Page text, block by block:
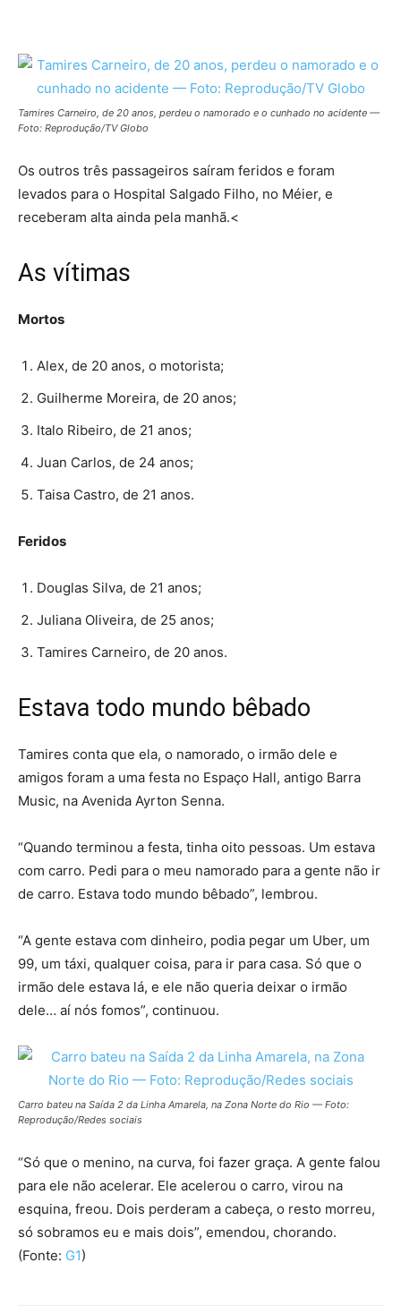
Tamires Carneiro, de 20 anos, perdeu o namorado e o cunhado no acidente —
Foto: Reprodução/TV Globo
Os outros três passageiros saíram feridos e foram
levados para o Hospital Salgado Filho, no Méier, e
receberam alta ainda pela manhã.<
As vítimas
Mortos
Alex, de 20 anos, o motorista;
Guilherme Moreira, de 20 anos;
Italo Ribeiro, de 21 anos;
Juan Carlos, de 24 anos;
Taisa Castro, de 21 anos.
Feridos
Douglas Silva, de 21 anos;
Juliana Oliveira, de 25 anos;
Tamires Carneiro, de 20 anos.
Estava todo mundo bêbado
Tamires conta que ela, o namorado, o irmão dele e
amigos foram a uma festa no Espaço Hall, antigo Barra
Music, na Avenida Ayrton Senna.
“Quando terminou a festa, tinha oito pessoas. Um estava
com carro. Pedi para o meu namorado para a gente não ir
de carro. Estava todo mundo bêbado”, lembrou.
“A gente estava com dinheiro, podia pegar um Uber, um
99, um táxi, qualquer coisa, para ir para casa. Só que o
irmão dele estava lá, e ele não queria deixar o irmão
dele… aí nós fomos”, continuou.
Carro bateu na Saída 2 da Linha Amarela, na Zona Norte do Rio — Foto:
Reprodução/Redes sociais
“Só que o menino, na curva, foi fazer graça. A gente falou
para ele não acelerar. Ele acelerou o carro, virou na
esquina, freou. Dois perderam a cabeça, o resto morreu,
só sobramos eu e mais dois”, emendou, chorando.
(Fonte: G1)